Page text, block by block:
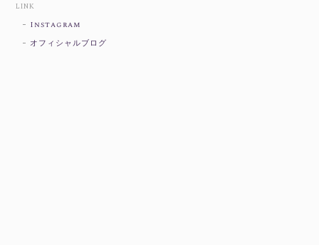
LINK
Instagram
オフィシャルブログ